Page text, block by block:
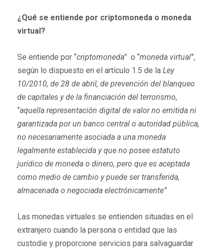
¿Qué se entiende por criptomoneda o moneda
virtual?
Se entiende por “criptomoneda” o “moneda virtual”,
según lo dispuesto en el artículo 1.5 de la Ley
10/2010, de 28 de abril, de prevención del blanqueo
de capitales y de la financiación del terrorismo,
“aquella representación digital de valor no emitida ni
garantizada por un banco central o autoridad pública,
no necesariamente asociada a una moneda
legalmente establecida y que no posee estatuto
jurídico de moneda o dinero, pero que es aceptada
como medio de cambio y puede ser transferida,
almacenada o negociada electrónicamente”
Las monedas virtuales se entienden situadas en el
extranjero cuando la persona o entidad que las
custodie y proporcione servicios para salvaguardar